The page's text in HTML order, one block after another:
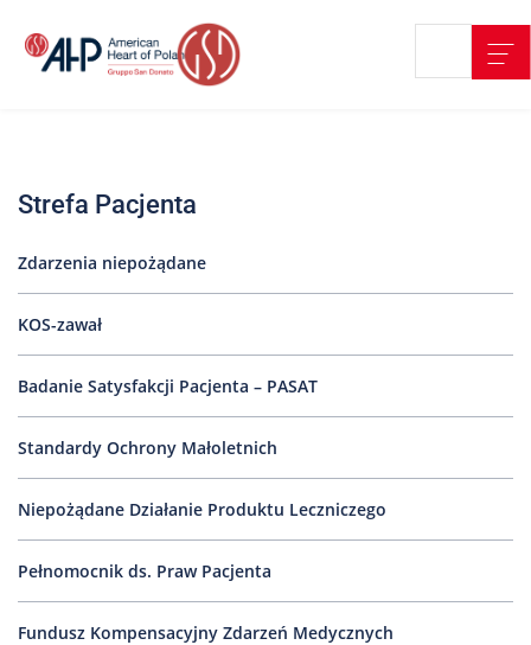
treści
Strefa
Edukacja
Pacjenta
Marki
AHP
o
Kariera
Galeria
Strefa Pacjenta
Fundusz Kompensacyjny Zdarzeń Medycznych
Badanie Satysfakcji Pacjenta – PASAT
Pełnomocnik ds. Praw Pacjenta
Standardy Ochrony Małoletnich
Niepożądane Działanie Produktu Leczniczego
Zdarzenia niepożądane
KOS-zawał